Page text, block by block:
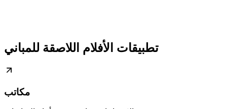
تطبيقات الأفلام اللاصقة للمباني
مكاتب